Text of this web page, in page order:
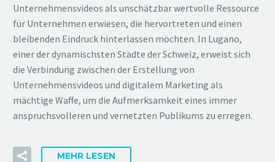
Unternehmensvideos als unschätzbar wertvolle Ressource
für Unternehmen erwiesen, die hervortreten und einen
bleibenden Eindruck hinterlassen möchten. In Lugano,
einer der dynamischsten Städte der Schweiz, erweist sich
die Verbindung zwischen der Erstellung von
Unternehmensvideos und digitalem Marketing als
mächtige Waffe, um die Aufmerksamkeit eines immer
anspruchsvolleren und vernetzten Publikums zu erregen.
MEHR LESEN